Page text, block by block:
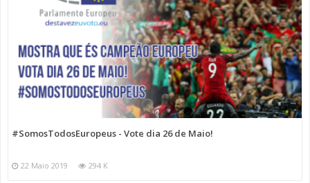
#SomosTodosEuropeus - Vote dia 26 de Maio!
22 Maio 2019 294 K